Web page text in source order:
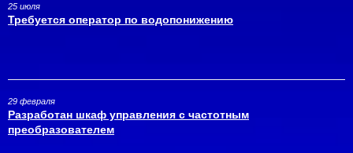
25 июля
Требуется оператор по водопонижению
29 февраля
Разработан шкаф управления с частотным
преобразователем